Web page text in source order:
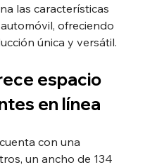
las características
ofreciendo
única y versátil.
espacio
en línea
con una
un ancho de 134